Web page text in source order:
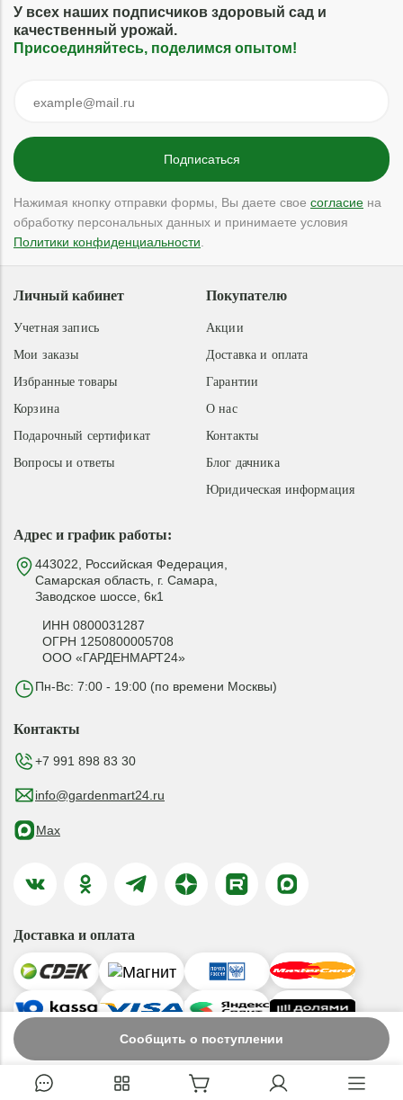
Сообщить о поступлении
У всех наших подписчиков здоровый сад и
качественный урожай.
Присоединяйтесь, поделимся опытом!
Нажимая кнопку отправки формы, Вы даете свое согласие на
обработку персональных данных и принимаете условия
Политики конфиденциальности
Адрес и график работы:
443022, Российская Федерация,
Самарская область, г. Самара,
Заводское шоссе, 6к1
ИНН 0800031287
ОГРН 1250800005708
ООО «ГАРДЕНМАРТ24»
Пн-Вс: 7:00 - 19:00 (по времени Москвы)
Покупателю
Акции
Доставка и оплата
Гарантии
О нас
Контакты
Блог дачника
Юридическая информация
Личный кабинет
Учетная запись
Мои заказы
Избранные товары
Корзина
Подарочный сертификат
Вопросы и ответы
Контакты
+7 991 898 83 30
info@gardenmart24.ru
Max
Доставка и оплата
© 2019-2026 ООО «ГАРДЕНМАРТ24»